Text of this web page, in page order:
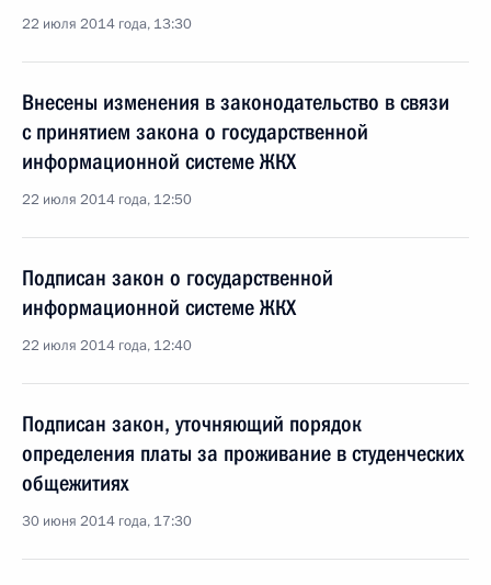
22 июля 2014 года, 13:30
Внесены изменения в законодательство в связи
с принятием закона о государственной
информационной системе ЖКХ
22 июля 2014 года, 12:50
Подписан закон о государственной
информационной системе ЖКХ
22 июля 2014 года, 12:40
Подписан закон, уточняющий порядок
определения платы за проживание в студенческих
общежитиях
30 июня 2014 года, 17:30